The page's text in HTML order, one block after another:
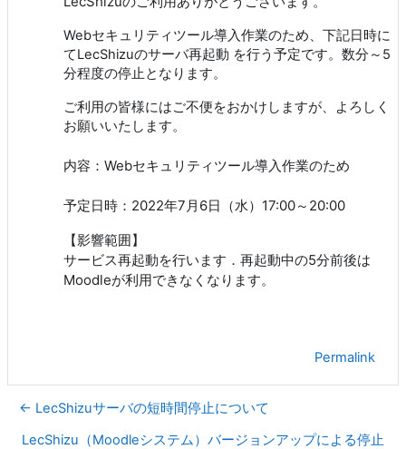
Webセキュリティツール導入作業のため、下記日時に
てLecShizuのサーバ再起動 を行う予定です。数分～5
分程度の停止となります。
ご利用の皆様にはご不便をおかけしますが、よろしく
お願いいたします。
内容：Webセキュリティツール導入作業のため
予定日時： 2022年7月6日（水）17:00～20:00
【影響範囲】
サービス再起動を行います．再起動中の5分前後は
Moodleが利用できなくなります。
Permalink
← LecShizuサーバの短時間停止について
LecShizu（Moodleシステム）バージョンアップによる停止